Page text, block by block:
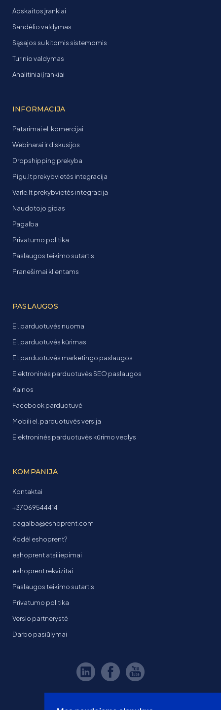
Apskaitos įrankiai
Sandėlio valdymas
Sąsajos su kitomis sistemomis
Turinio valdymas
Analitiniai įrankiai
INFORMACIJA
Patarimai el. komercijai
Webinarai ir diskusijos
Dropshipping prekyba
Pigu.lt prekybvietės integracija
Varle.lt prekybvietės integracija
Naudotojo gidas
Pagalba
Privatumo politika
Paslaugos teikimo sutartis
Pranešimai klientams
PASLAUGOS
El. parduotuvės nuoma
El. parduotuvės kūrimas
El. parduotuvės marketingo paslaugos
Elektroninės parduotuvės SEO paslaugos
Kainos
Facebook parduotuvė
Mobili el. parduotuvės versija
Elektroninės parduotuvės kūrimo vedlys
KOMPANIJA
Kontaktai
+37069544414
pagalba@eshoprent.com
Kodėl eshoprent?
eshoprent atsiliepimai
eshoprent rekvizitai
Paslaugos teikimo sutartis
Privatumo politika
Verslo partnerystė
Darbo pasiūlymai